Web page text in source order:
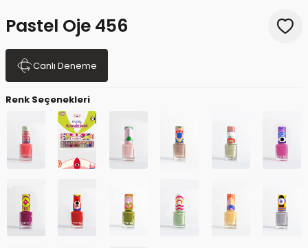
Pastel Oje 456
Canlı Deneme
Renk Seçenekleri